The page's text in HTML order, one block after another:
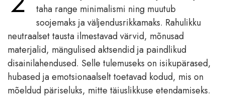
taha range minimalismi ning muutub
soojemaks ja väljendusrikkamaks. Rahulikku
neutraalset tausta ilmestavad värvid, mõnusad
materjalid, mängulised aktsendid ja paindlikud
disainilahendused. Selle tulemuseks on isikupärased,
hubased ja emotsionaalselt toetavad kodud, mis on
mõeldud päriseluks, mitte täiuslikkuse etendamiseks.